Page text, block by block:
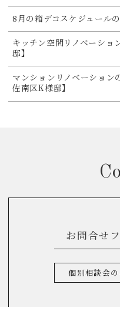
8月の箱デコスケジュール
キッチン空間リノベーショ
邸】
マンションリノベーション
佐南区K様邸】
お問合せ
個別相談会